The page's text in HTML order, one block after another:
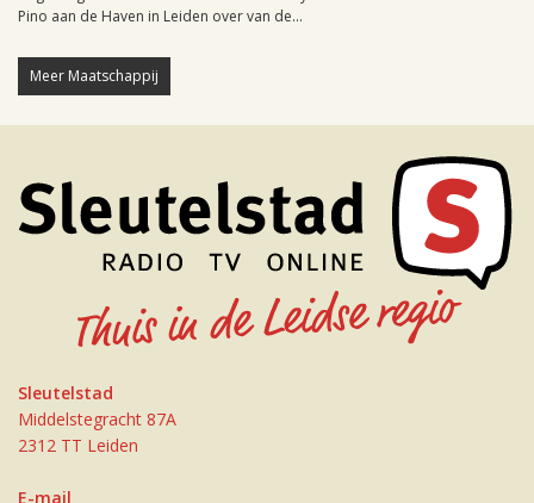
Pino aan de Haven in Leiden over van de...
Meer Maatschappij
Sleutelstad
Middelstegracht 87A
2312 TT Leiden
E-mail